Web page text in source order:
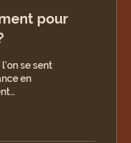
pour
se sent
en